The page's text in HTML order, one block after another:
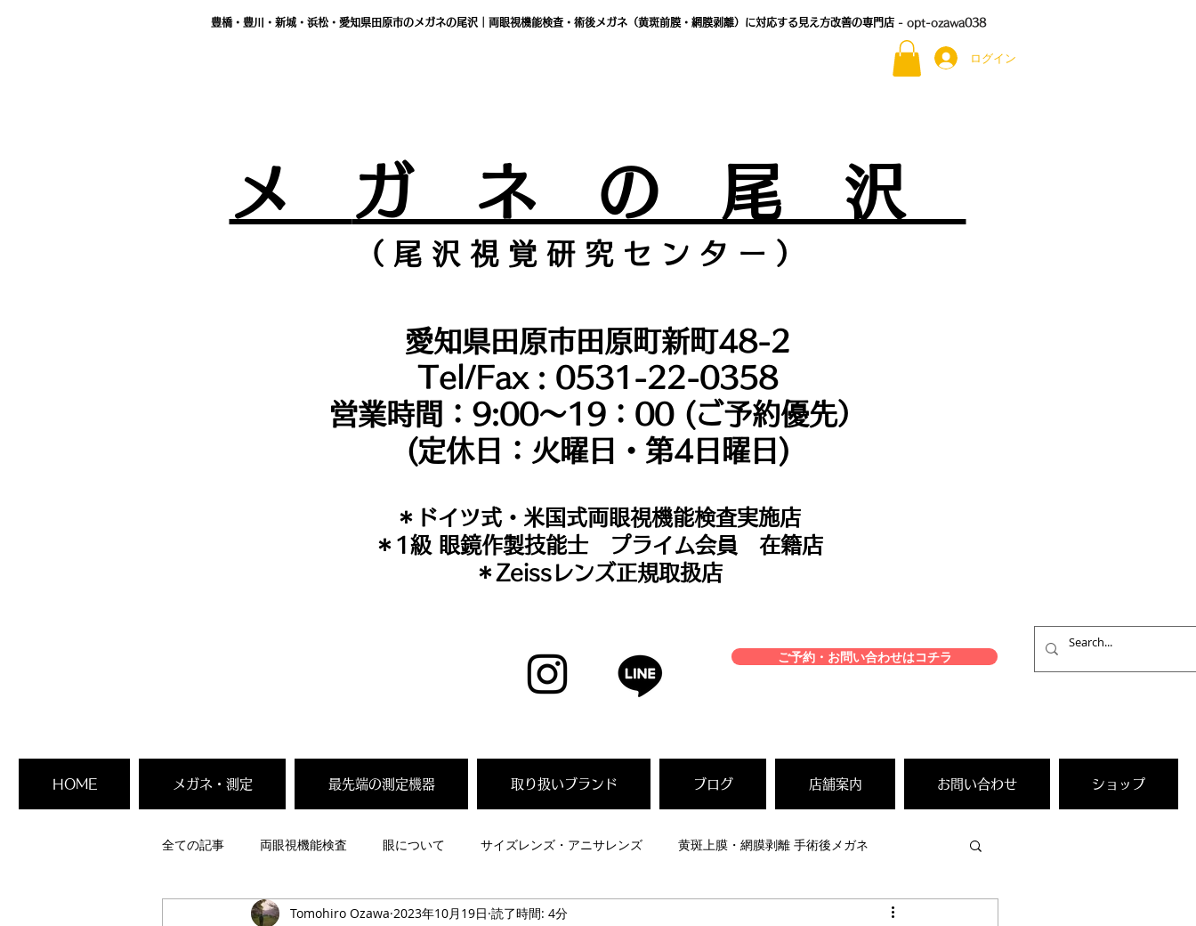
豊橋・豊川・新城・浜松・愛知県田原市のメガネの尾沢｜両眼視機能検査・術後メガネ（黄斑前膜・網膜剥離）に対応する見え方改善の専門店 - opt-ozawa038
ログイン
メ ガ ネ の 尾 沢
（ 尾 沢 視 覚 研 究 セ ン タ ー ）
愛知県田原市田原町新町48-2
Tel/Fax : 0531-22-0358
営業時間：9:00～19：00 (ご予約優先）
(定休日：火曜日・第4日曜日)
＊​ドイツ式・米国式両眼視機能検査実施店
​＊1級 眼鏡作製技能士 プライム会員 在籍店
＊Zeissレンズ正規取扱店
ご予約・お問い合わせはコチラ
HOME メガネ・測定 最先端の測定機器 取り扱いブランド ブログ 店舗案内 お問い合わせ ショップ
全ての記事 両眼視機能検査 眼について サイズレンズ・アニサレンズ 黄斑上膜・網膜剥離 手術後メガネ
不同視メガネ 偏頭痛光過敏症対策メガネ Zeissレンズ
Tomohiro Ozawa 2023年10月19日 読了時間: 4分